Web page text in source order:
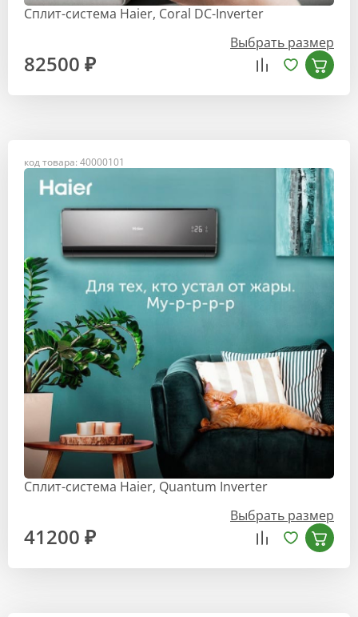
Сплит-система Haier, Coral DC-Inverter
Выбрать размер
82500 ₽
код товара: 40000101
Сплит-система Haier, Quantum Inverter
Выбрать размер
41200 ₽